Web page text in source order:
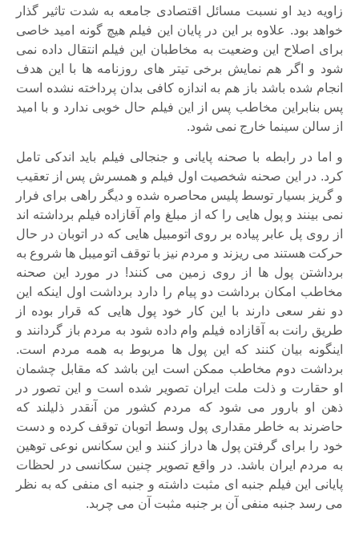
زاویه دید او نسبت مسائل اقتصادی جامعه به شدت تاثیر گذار
خواهد بود. علاوه بر این در پایان این فیلم هیچ گونه امید خاصی
برای اصلاح این وضعیت به مخاطبان این فیلم انتقال داده نمی
شود و اگر هم نمایش برخی تیتر های روزنامه ها با این هدف
انجام شده باشد باز هم به اندازه کافی بدان پرداخته نشده است
پس بنابراین مخاطب پس از این فیلم حال خوبی ندارد و با امید
از سالن سینما خارج نمی شود.
و اما در رابطه با صحنه پایانی و جنجالی فیلم باید اندکی تامل
کرد. در این صحنه شخصیت اول فیلم و همسرش پس از تعقیب
و گریز بسیار توسط پلیس محاصره شده و دیگر راهی برای فرار
نمی بینند و پول هایی را که از مبلغ وام آقازاده فیلم برداشته اند
از روی پل عابر پیاده بر روی اتومبیل هایی که در اتوبان در حال
حرکت هستند می ریزند و مردم نیز با توقف اتومیبل ها شروع به
برداشتن پول ها از روی زمین می کنند! در مورد این صحنه
مخاطب امکان برداشت دو پیام را دارد برداشت اول اینکه این
دو نفر سعی دارند با این کار خود پول هایی که قرار بوده از
طریق رانت به آقازاده فیلم وام داده شود به مردم باز گردانند و
اینگونه بیان کنند که این پول ها مربوط به همه مردم است.
برداشت دوم مخاطب ممکن است این باشد که مقابل چشمان
او حقارت و ذلت ملت ایران تصویر شده است و این تصور در
ذهن او بارور می شود که مردم کشور من آنقدر ذلیلند که
حاضرند به خاطر مقداری پول وسط اتوبان توقف کرده و دست
خود را برای گرفتن پول ها دراز کنند و این سکانس نوعی توهین
به مردم ایران باشد. در واقع تصویر چنین سکانسی در لحظات
پایانی این فیلم جنبه ای مثبت داشته و جنبه ای منفی که به نظر
می رسد جنبه منفی آن بر جنبه مثبت آن می چربد.